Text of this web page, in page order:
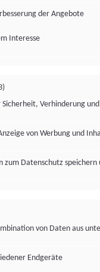
der Angebote
Interesse
Verhinderung
von Werbung und
zum Datenschutz
von Daten aus
Endgeräte